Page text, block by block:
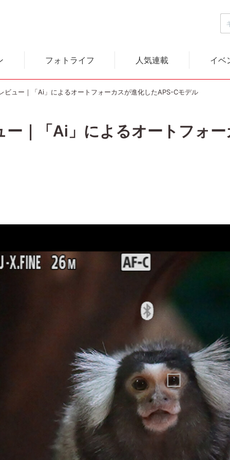
フォトライフ 人気連載 イベ
ビュー｜「Ai」によるオートフォーカスが進化したAPS-Cモデル
｜「Ai」によるオートフォ